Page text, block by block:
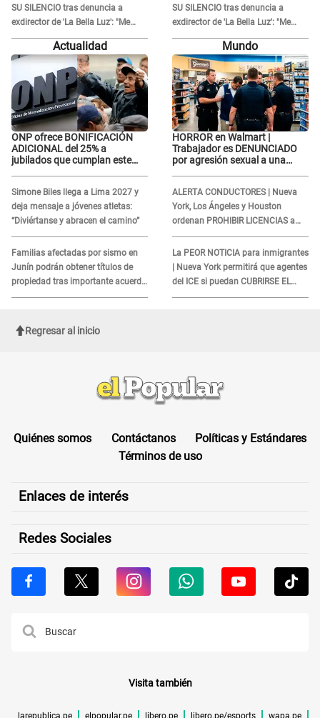
SU SILENCIO tras denuncia a
exdirector de 'La Bella Luz': "Me
basta con que ella esté bien"
SU SILENCIO tras denuncia a
exdirector de 'La Bella Luz': "Me
basta con que ella esté bien"
Actualidad
ONP ofrece BONIFICACIÓN
ADICIONAL del 25% a
jubilados que cumplan este
Simone Biles llega a Lima 2027 y
deja mensaje a jóvenes atletas:
“Diviértanse y abracen el camino”
Familias afectadas por sismo en
Junín podrán obtener títulos de
propiedad tras importante acuerdo
de Cofopri
Mundo
HORROR en Walmart |
Trabajador es DENUNCIADO
por agresión sexual a una
ALERTA CONDUCTORES | Nueva
York, Los Ángeles y Houston
ordenan PROHIBIR LICENCIAS a
quienes no presenten ESTE
DOCUMENTO
La PEOR NOTICIA para inmigrantes
| Nueva York permitirá que agentes
del ICE si puedan CUBRIRSE EL
ROSTRO
Regresar al inicio
Quiénes somos Contáctanos
Políticas y Estándares
Términos de uso
Enlaces de interés
Redes Sociales
Visita también
larepublica.pe elpopular.pe libero.pe libero.pe/esports wapa.pe